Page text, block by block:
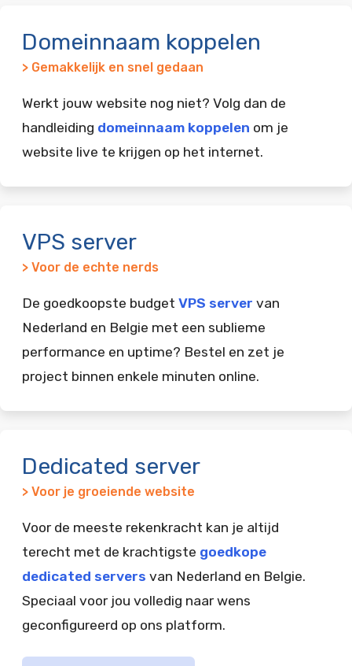
Domeinnaam koppelen
> Gemakkelijk en snel gedaan
Werkt jouw website nog niet? Volg dan de
handleiding domeinnaam koppelen om je
website live te krijgen op het internet.
VPS server
> Voor de echte nerds
De goedkoopste budget VPS server van
Nederland en Belgie met een sublieme
performance en uptime? Bestel en zet je
project binnen enkele minuten online.
Dedicated server
> Voor je groeiende website
Voor de meeste rekenkracht kan je altijd
terecht met de krachtigste goedkope
dedicated servers van Nederland en Belgie.
Speciaal voor jou volledig naar wens
geconfigureerd op ons platform.